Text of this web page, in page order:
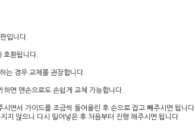
입니다.
호환됩니다.
는 경우 교체를 권장합니다.
면 맨손으로도 손쉽게 교체 가능합니다.
면서 가이드를 조금씩 들어올린 후 손으로 잡고 빼주시면 됩니다.
지 않으니 다시 밀어넣은 후 처음부터 진행 해주시면 됩니다.